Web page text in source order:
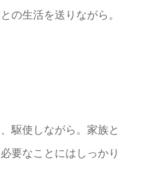
の生活を送りながら。
駆使しながら。家族と
要なことにはしっかり